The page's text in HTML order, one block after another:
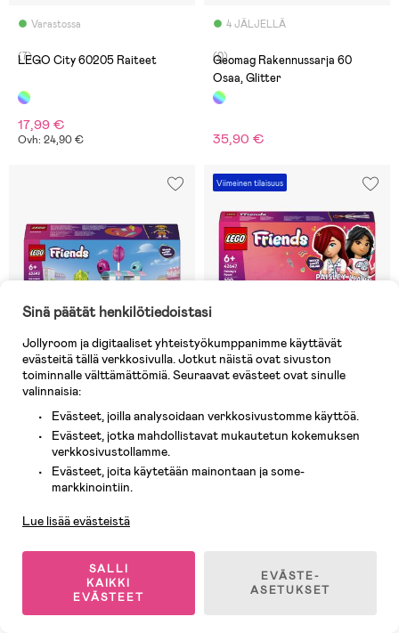
Varastossa
(7)
LEGO City 60205 Raiteet
17,99 €
Ovh: 24,90 €
4 JÄLJELLÄ
(0)
Geomag Rakennussarja 60
Osaa, Glitter
35,90 €
9 JÄLJELLÄ
LEGO Friends 42692 Jäätelö‑
ja ilmapallokoju
10,90 €
Viimeinen tilaisuus
5 JÄLJELLÄ
LEGO Friends 42647 Paisleyn
1
Sinä päätät henkilötiedoistasi
Jollyroom ja digitaaliset yhteistyökumppanimme käyttävät
evästeitä tällä verkkosivulla. Jotkut näistä ovat sivuston
toiminnalle välttämättömiä. Seuraavat evästeet ovat sinulle
valinnaisia:
Evästeet, joilla analysoidaan verkkosivustomme käyttöä.
Evästeet, jotka mahdollistavat mukautetun kokemuksen
verkkosivustollamme.
Evästeet, joita käytetään mainontaan ja some-
markkinointiin.
Lue lisää evästeistä
SALLI
KAIKKI
EVÄSTEET
EVÄSTE-
ASETUKSET